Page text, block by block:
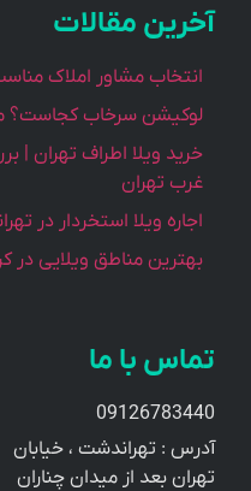
مقالات
مشاور املاک مناسب برای
سرخاب کجاست؟
ویلا اطراف تهران | بررسی
تهران
ویلا استخردار در
مناطق ویلایی در کردان
با ما
: تهراندشت ، خیابان
بعد از میدان چناران